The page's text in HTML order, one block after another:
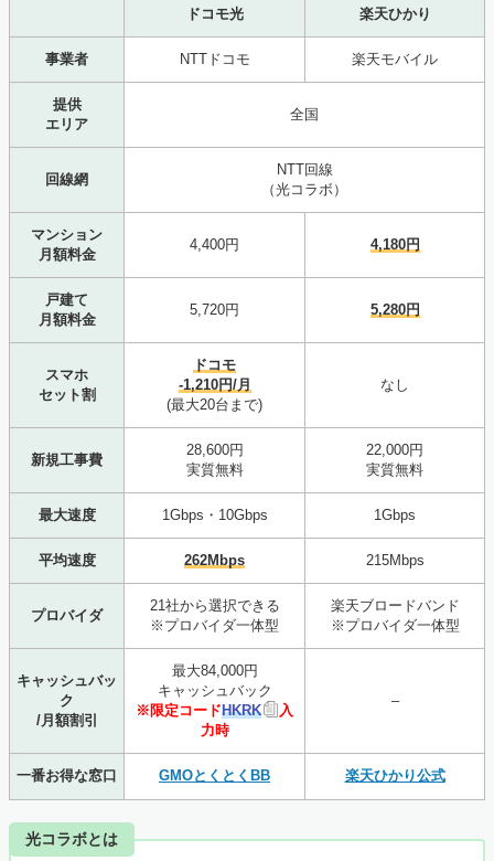
ドコモ光 楽天ひかり
事業者 NTTドコモ 楽天モバイル
提供
エリア
全国
回線網
NTT回線
（光コラボ）
マンション
月額料金
4,400円 4,180円
戸建て
月額料金
5,720円 5,280円
スマホ
セット割
ドコモ
-1,210円/月
(最大20台まで)
なし
新規工事費
28,600円
実質無料
22,000円
実質無料
最大速度 1Gbps・10Gbps 1Gbps
平均速度 262Mbps 215Mbps
プロバイダ
21社から選択できる
※プロバイダ一体型
楽天ブロードバンド
※プロバイダ一体型
キャッシュバッ
ク
/月額割引
最大84,000円
キャッシュバック
※限定コードHKRK
入
力時
–
一番お得な窓口 GMOとくとくBB 楽天ひかり公式
光コラボとは